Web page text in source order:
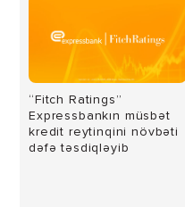
“Fitch Ratings”
Expressbankın müsbət
kredit reytinqini növbəti
dəfə təsdiqləyib